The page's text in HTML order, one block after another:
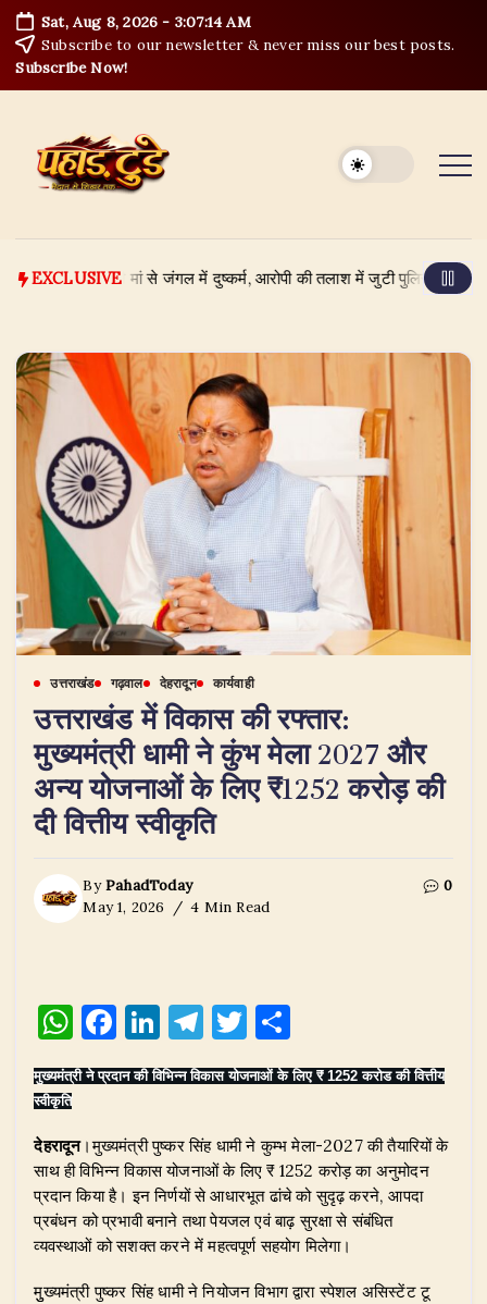
Skip
to
content
Sat, Aug 8, 2026 - 3:07:15 AM
Subscribe to our newsletter & never miss our best posts.
Subscribe Now!
EXCLUSIVE
बच्ची की मां से जंगल में दुष्कर्म, आरोपी की तलाश में जुटी पुलिस August 7,
उत्तराखंड गढ़वाल देहरादून कार्यवाही
उत्तराखंड में विकास की रफ्तार:
मुख्यमंत्री धामी ने कुंभ मेला 2027 और
अन्य योजनाओं के लिए ₹1252 करोड़ की
दी वित्तीय स्वीकृति
ByPahadToday
May 1, 2026
4 Min Read
0
W
h
at
A
p
p
F
a
c
e
b
o
o
k
Li
n
k
dI
n
T
el
e
ra
m
T
w
it
te
r
h
ar
e
मुख्यमंत्री ने प्रदान की विभिन्न विकास योजनाओं के लिए ₹ 1252 करोड की वित्तीय
स्वीकृति
देहरादून।मुख्यमंत्री पुष्कर सिंह धामी ने कुम्भ मेला-2027 की तैयारियों के
साथ ही विभिन्न विकास योजनाओं के लिए ₹ 1252 करोड़ का अनुमोदन
प्रदान किया है। इन निर्णयों से आधारभूत ढांचे को सुदृढ़ करने, आपदा
प्रबंधन को प्रभावी बनाने तथा पेयजल एवं बाढ़ सुरक्षा से संबंधित
व्यवस्थाओं को सशक्त करने में महत्वपूर्ण सहयोग मिलेगा।
मुुख्यमंत्री पुष्कर सिंह धामी ने नियोजन विभाग द्वारा स्पेशल असिस्टेंट टू